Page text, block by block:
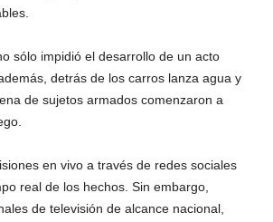
sólo impidió el desarrollo de un acto
detrás de los carros lanza agua y
de sujetos armados comenzaron a
en vivo a través de redes sociales
real de los hechos. Sin embargo,
de televisión de alcance nacional,